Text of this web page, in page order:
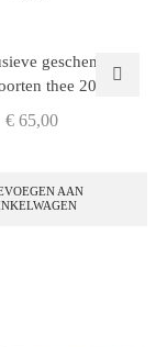
geschenkdoos
thee 2026
€65,00
AAN